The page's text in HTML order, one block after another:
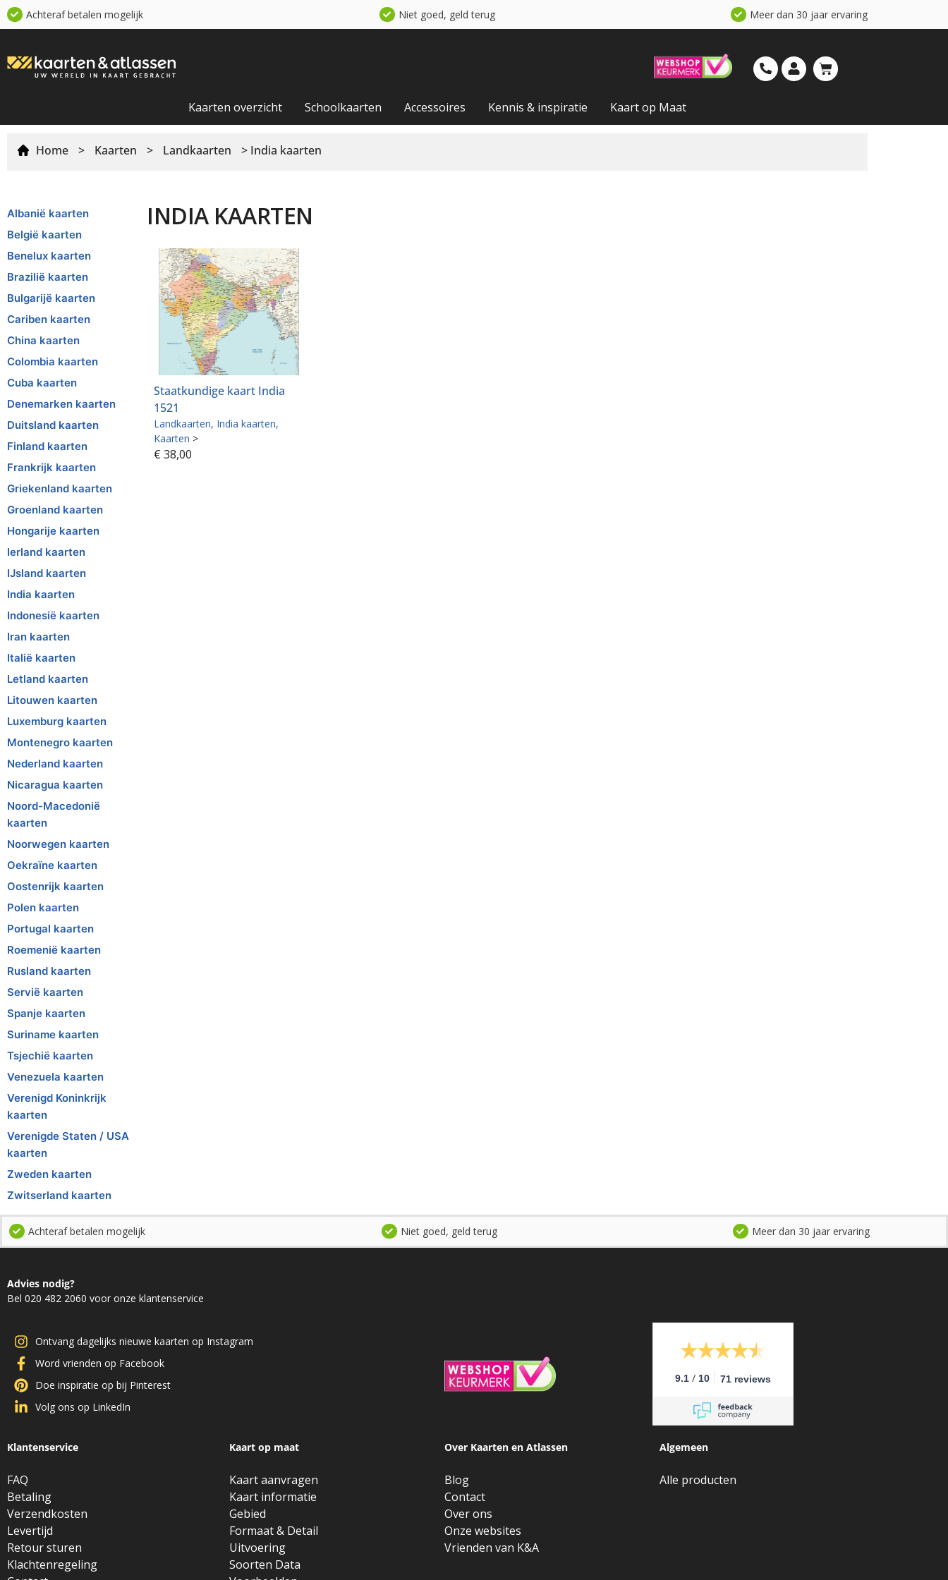
Achteraf betalen mogelijk Niet goed, geld terug Meer dan 30 jaar ervaring
Kaarten overzicht Schoolkaarten Accessoires Kennis & inspiratie Kaart op Maat
Home > Kaarten > Landkaarten > India kaarten
Albanië kaarten
België kaarten
Benelux kaarten
Brazilië kaarten
Bulgarijë kaarten
Cariben kaarten
China kaarten
Colombia kaarten
Cuba kaarten
Denemarken kaarten
Duitsland kaarten
Finland kaarten
Frankrijk kaarten
Griekenland kaarten
Groenland kaarten
Hongarije kaarten
Ierland kaarten
IJsland kaarten
India kaarten
Indonesië kaarten
Iran kaarten
Italië kaarten
Letland kaarten
Litouwen kaarten
Luxemburg kaarten
Montenegro kaarten
Nederland kaarten
Nicaragua kaarten
Noord-Macedonië
kaarten
Noorwegen kaarten
Oekraïne kaarten
Oostenrijk kaarten
Polen kaarten
Portugal kaarten
Roemenië kaarten
Rusland kaarten
Servië kaarten
Spanje kaarten
Suriname kaarten
Tsjechië kaarten
Venezuela kaarten
Verenigd Koninkrijk
kaarten
Verenigde Staten / USA
kaarten
Zweden kaarten
Zwitserland kaarten
INDIA KAARTEN
Staatkundige kaart India
1521
Landkaarten India kaarten
Kaarten >
€ 38,00
Achteraf betalen mogelijk Niet goed, geld terug Meer dan 30 jaar ervaring
Advies nodig?
Bel 020 482 2060 voor onze klantenservice
Ontvang dagelijks nieuwe kaarten op Instagram
Word vrienden op Facebook
Doe inspiratie op bij Pinterest
Volg ons op LinkedIn
9.1 / 10 71 reviews
Klantenservice
FAQ
Betaling
Verzendkosten
Levertijd
Retour sturen
Klachtenregeling
Kaart op maat
Kaart aanvragen
Kaart informatie
Gebied
Formaat & Detail
Uitvoering
Soorten Data
Over Kaarten en Atlassen
Blog
Contact
Over ons
Onze websites
Vrienden van K&A
Algemeen
Alle producten